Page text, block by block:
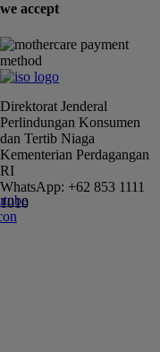
we accept
Direktorat Jenderal
Perlindungan Konsumen
dan Tertib Niaga
Kementerian Perdagangan
RI
WhatsApp: +62 853 1111
1010